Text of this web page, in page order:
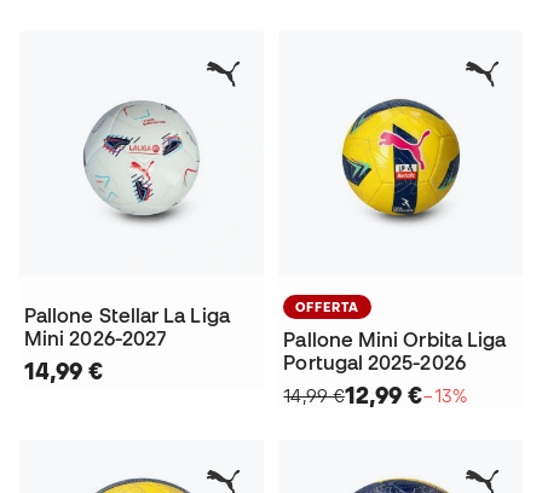
Pallone Stellar La Liga
Mini 2026-2027
14,99 €
OFFERTA
Pallone Mini Orbita Liga
Portugal 2025-2026
14,99 €12,99 €−13%